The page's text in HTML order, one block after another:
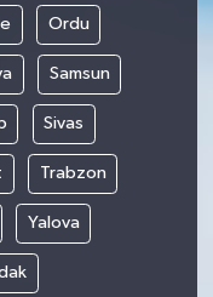
Ordu
Samsun
Sivas
Trabzon
Yalova